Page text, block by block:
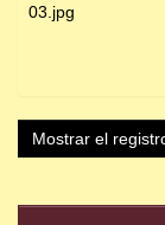
03.jpg
Mostrar el